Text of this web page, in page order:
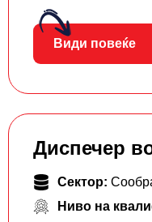
Види повеќе
Диспечер
Сектор:
Ниво на